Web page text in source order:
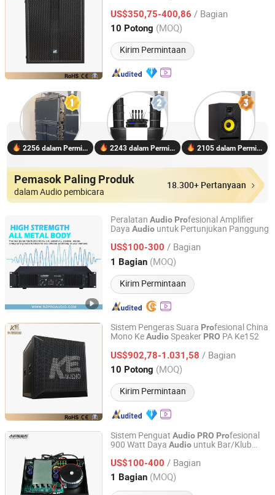
US$350,75-400,86 / Bagian
10 Potong (MOQ)
Kirim Permintaan
Guangdong, China Harga mulai 2025
2256 dalam Permintaan 2243 dalam Permintaan 2105 dalam Permintaan
Pemasok Paling Produk
dalam Audio pembicara
18.300+ Pertanyaan
Peralatan Audio Profesional Amplifier
Daya Audio untuk Pertunjukan Panggung
US$100-300 / Bagian
1 Bagian (MOQ)
Kirim Permintaan
Foshan Ruizheng Audio Co.,Ltd
Guangdong, China Harga mulai 2020
Sistem Pengeras Suara Profesional China
Mono KeAudioSpeaker PRO PA Ke152
US$902,78-1.031,58 / Bagian
10 Potong (MOQ)
Kirim Permintaan
Guangzhou Ke Audio Equipment Co., Ltd.
Guangdong, China Harga mulai 2025
Sistem Penguat Audio PRO Profesional
900 Watt Daya Audio untuk Bar/Klub
US$100-400 / Bagian
1 Bagian (MOQ)
Foshan Ruizheng Audio Co.,Ltd
Guangdong, China Harga mulai 2020